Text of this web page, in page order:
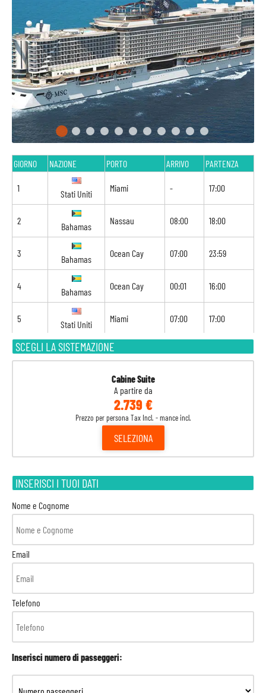
SCEGLI LA SISTEMAZIONE
Cabine Suite
A partire da
2.739 €
Prezzo per persona Tax Incl. - mance incl.
SELEZIONA
INSERISCI I TUOI DATI
Nome e Cognome
Email
Telefono
Inserisci numero di passeggeri:
GIORNO NAZIONE PORTO ARRIVO PARTENZA
1
Stati Uniti
Miami - 17:00
2
Bahamas
Nassau 08:00 18:00
3
Bahamas
Ocean Cay 07:00 23:59
4
Bahamas
Ocean Cay 00:01 16:00
5
Stati Uniti
Miami 07:00 17:00
6
Bahamas
Nassau 09:00 18:00
Ocean Cay
Stati Uniti
Miami 07:00